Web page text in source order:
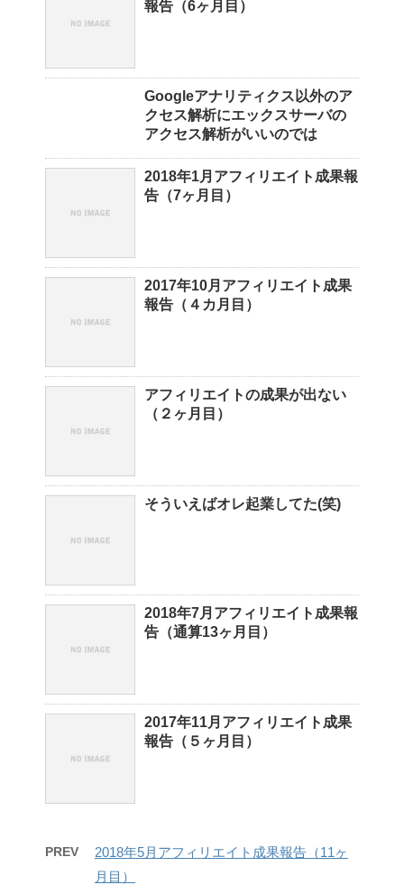
報告（6ヶ月目）
Googleアナリティクス以外のア
クセス解析にエックスサーバの
アクセス解析がいいのでは
2018年1月アフィリエイト成果報
告（7ヶ月目）
2017年10月アフィリエイト成果
報告（４カ月目）
アフィリエイトの成果が出ない
（２ヶ月目）
そういえばオレ起業してた(笑)
2018年7月アフィリエイト成果報
告（通算13ヶ月目）
2017年11月アフィリエイト成果
報告（５ヶ月目）
PREV
2018年5月アフィリエイト成果報告（11ヶ
月目）